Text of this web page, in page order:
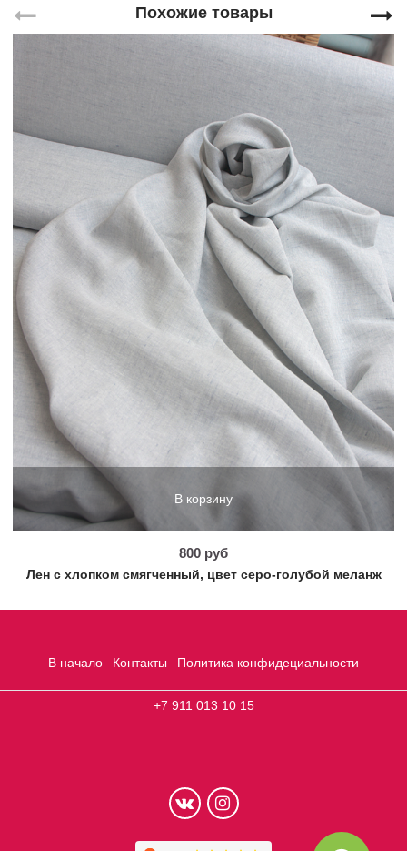
Похожие товары
В корзину
800 руб
Лен с хлопком смягченный, цвет серо-голубой меланж
В начало Контакты Политика конфидециальности
+7 911 013 10 15